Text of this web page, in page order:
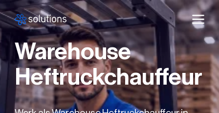
Warehouse
Heftruckchauffeur